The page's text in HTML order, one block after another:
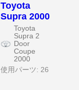
Toyota
Supra 2000
Toyota
Supra 2
Door
Coupe
2000
使用パーツ: 26